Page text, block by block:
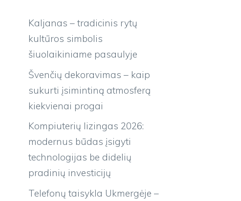
Kaljanas – tradicinis rytų
kultūros simbolis
šiuolaikiniame pasaulyje
Švenčių dekoravimas – kaip
sukurti įsimintiną atmosferą
kiekvienai progai
Kompiuterių lizingas 2026:
modernus būdas įsigyti
technologijas be didelių
pradinių investicijų
Telefonų taisykla Ukmergėje –